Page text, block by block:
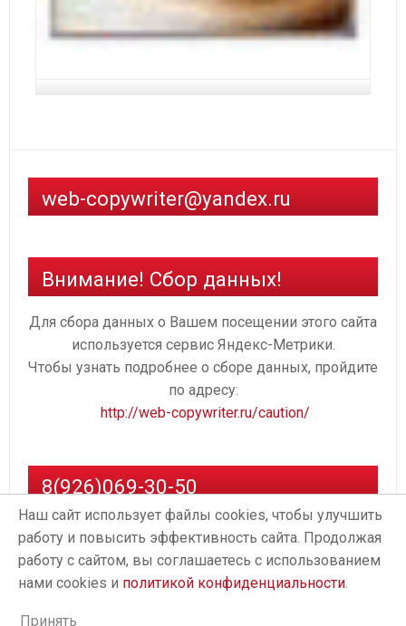
web-copywriter@yandex.ru
Внимание! Сбор данных!
Для сбора данных о Вашем посещении этого сайта
используется сервис Яндекс-Метрики.
Чтобы узнать подробнее о сборе данных, пройдите
по адресу:
http://web-copywriter.ru/caution/
8(926)069-30-50
Наш сайт использует файлы cookies, чтобы улучшить
работу и повысить эффективность сайта. Продолжая
работу с сайтом, вы соглашаетесь с использованием
нами cookies и политикой конфиденциальности.
Принять